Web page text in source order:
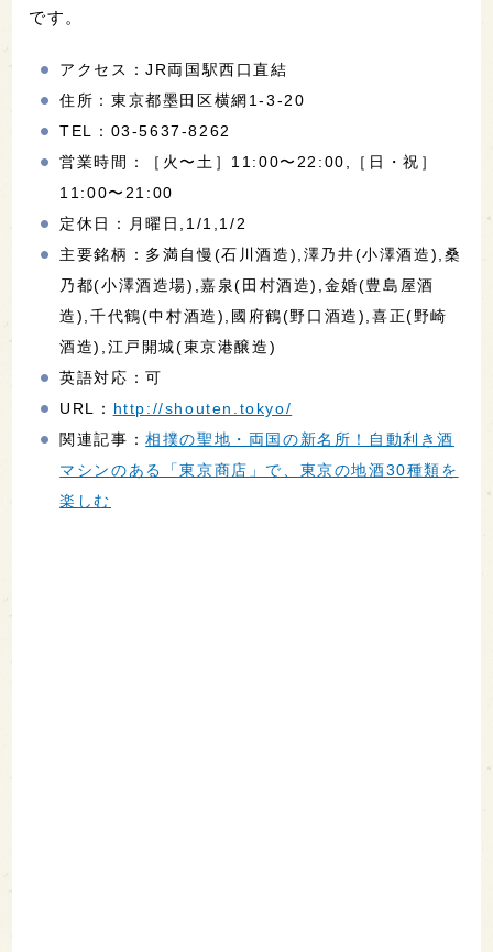
です。
アクセス：JR両国駅西口直結
住所：東京都墨田区横網1-3-20
TEL：03-5637-8262
営業時間：［火〜土］11:00〜22:00,［日・祝］
11:00〜21:00
定休日：月曜日,1/1,1/2
主要銘柄：多満自慢(石川酒造),澤乃井(小澤酒造),桑
乃都(小澤酒造場),嘉泉(田村酒造),金婚(豊島屋酒
造),千代鶴(中村酒造),國府鶴(野口酒造),喜正(野崎
酒造),江戸開城(東京港醸造)
英語対応：可
URL： http://shouten.tokyo/
関連記事：相撲の聖地・両国の新名所！自動利き酒
マシンのある「東京商店」で、東京の地酒30種類を
楽しむ